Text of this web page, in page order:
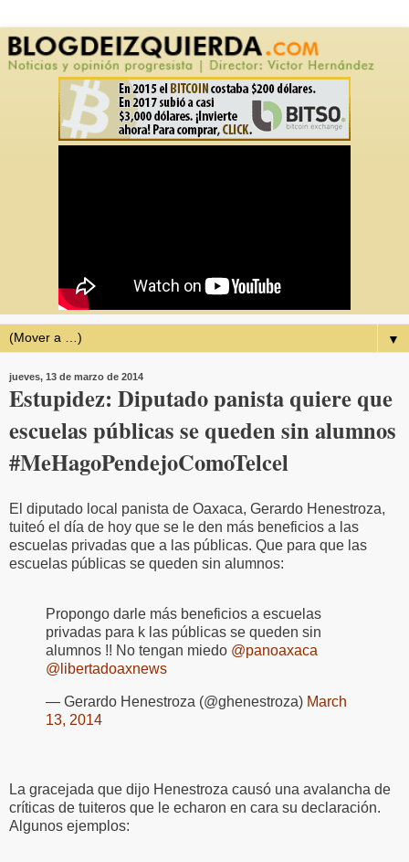
▼
jueves, 13 de marzo de 2014
Estupidez: Diputado panista quiere que
escuelas públicas se queden sin alumnos
#MeHagoPendejoComoTelcel
El diputado local panista de Oaxaca, Gerardo Henestroza,
tuiteó el día de hoy que se le den más beneficios a las
escuelas privadas que a las públicas. Que para que las
escuelas públicas se queden sin alumnos:
Propongo darle más beneficios a escuelas
privadas para k las públicas se queden sin
alumnos !! No tengan miedo @panoaxaca
@libertadoaxnews
— Gerardo Henestroza (@ghenestroza) March
13, 2014
La gracejada que dijo Henestroza causó una avalancha de
críticas de tuiteros que le echaron en cara su declaración.
Algunos ejemplos: